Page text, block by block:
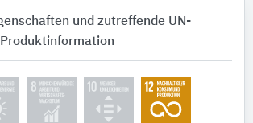
und zutreffende UN-